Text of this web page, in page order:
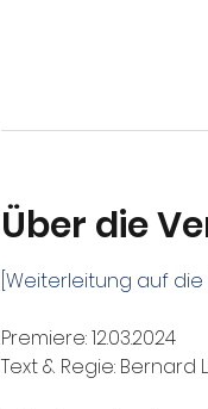
Über die
[Weiterleitung auf
Premiere: 12.03.2024
Text & Regie: Bernard